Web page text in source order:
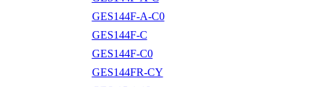
GES144F-A-C0
GES144F-C
GES144F-C0
GES144FR-CY